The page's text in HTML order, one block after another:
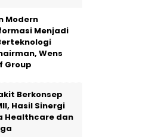
Modern
Menjadi
Wens
Group
Berkonsep
Hasil Sinergi
Healthcare dan